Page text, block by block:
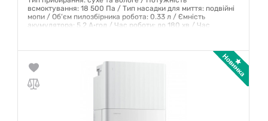
всмоктування: 18 500 Па / Тип насадки для миття: подвійні
мопи / Об’єм пилозбірника робота: 0.33 л / Ємність
акумулятора: 5,2 А·год / Час роботи: до 180 хв / Час
Гарантия:12 месяцев